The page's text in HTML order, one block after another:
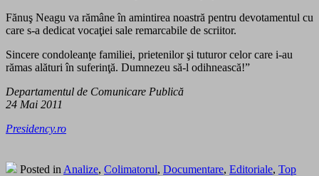
Fănuş Neagu va rămâne în amintirea noastră pentru devotamentul cu
care s-a dedicat vocaţiei sale remarcabile de scriitor.
Sincere condoleanţe familiei, prietenilor şi tuturor celor care i-au
rămas alături în suferinţă. Dumnezeu să-l odihnească!”
Departamentul de Comunicare Publică
24 Mai 2011
Presidency.ro
Posted in Analize, Colimatorul, Documentare, Editoriale, Top